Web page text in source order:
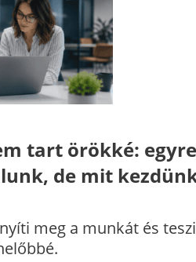
tart örökké: egyre
de mit
meg a munkát és